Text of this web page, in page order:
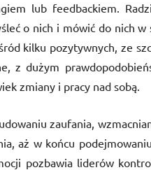
lub feedbackiem.
o nich i mówić do nich w
kilku pozytywnych, ze
z dużym
zmiany i pracy nad sobą.
zaufania,
aż w końcu
pozbawia liderów